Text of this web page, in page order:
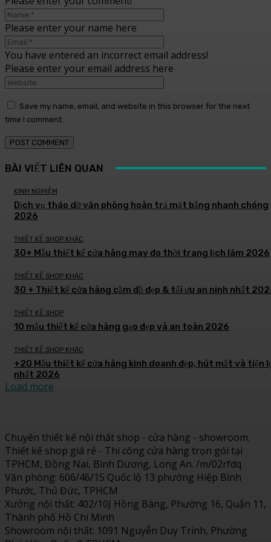
Please enter your name here
You have entered an incorrect email address!
Please enter your email address here
Save my name, email, and website in this browser for the next
time I comment.
BÀI VIẾT LIÊN QUAN
KINH NGHIỆM
Dịch vụ tháo dỡ văn phòng hoàn trả mặt bằng nhanh chóng
2026
THIẾT KẾ SHOP KHÁC
30+ Mẫu thiết kế cửa hàng may đo thời trang lịch lãm 2026
THIẾT KẾ SHOP KHÁC
30 + Thiết kế cửa hàng cầm đồ đẹp & tối ưu an ninh nhất
THIẾT KẾ SHOP
10 mẫu thiết kế cửa hàng gạo đẹp và an toàn 2026
THIẾT KẾ SHOP KHÁC
+20 Mẫu thiết kế cửa hàng kinh doanh đẹp, hút mắt và tiện
nhất 2026
Load more
Chuyên thiết kế nội thất shop - cửa hàng - showroom.
Thiết kế shop giá rẻ - Thi công cửa hàng trọn gói tại
TPHCM, Đồng Nai, Bình Dương, Long An. /m/02rfdq
Văn phòng: 606/46/15 Quốc lộ 13 phường Hiệp Bình
Phước, Thủ Đức, TPHCM
Xưởng nội thất: 402/10J Hồng Bàng, Phường 16, Quận 11,
Thành phố Hồ Chí Minh
Showroom nội thất: 1091 Nguyễn Duy Trinh, Phường